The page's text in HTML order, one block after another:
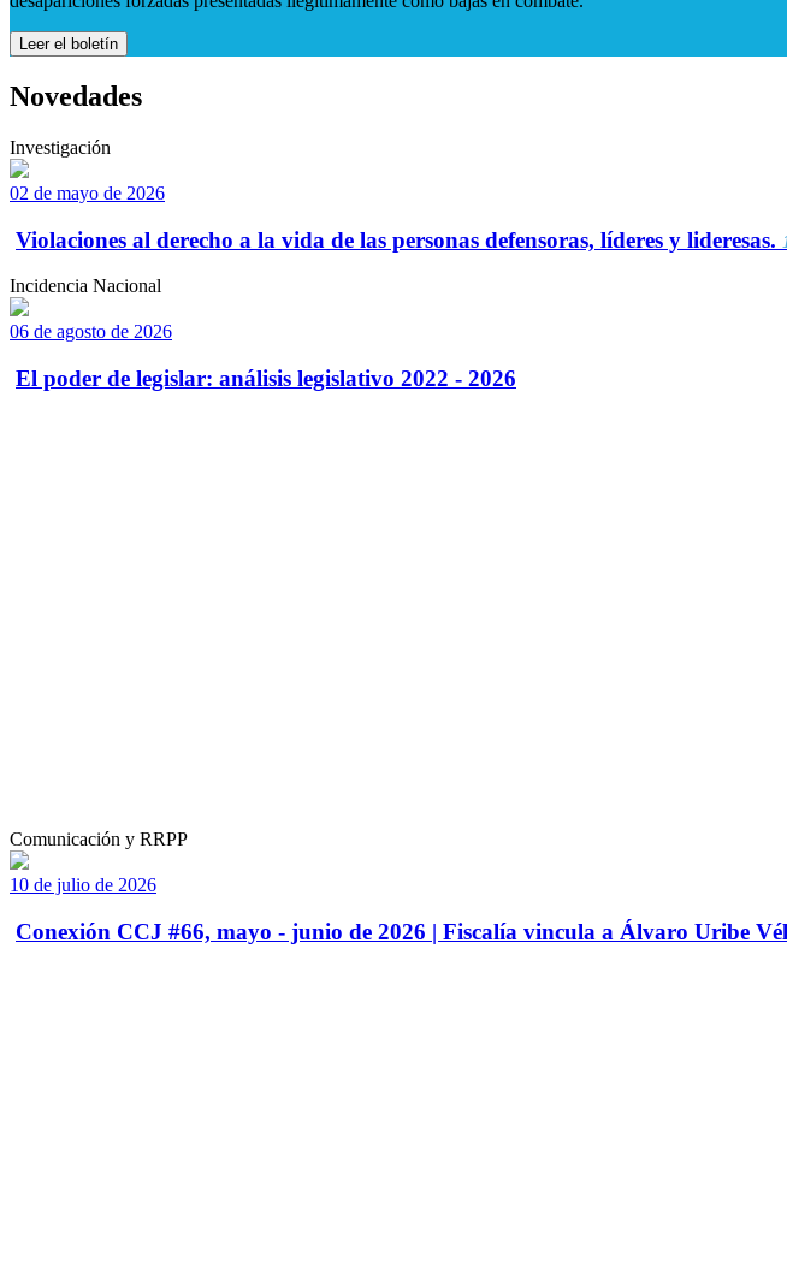
Leer el boletín
Novedades
Investigación
02 de mayo de 2026
Violaciones al derecho a la vida de las personas defensoras, líderes y lideresas.
Incidencia Nacional
06 de agosto de 2026
El poder de legislar: análisis legislativo 2022 - 2026
Comunicación y RRPP
10 de julio de 2026
Conexión CCJ #66, mayo - junio de 2026 | Fiscalía vincula a Álvaro Uribe